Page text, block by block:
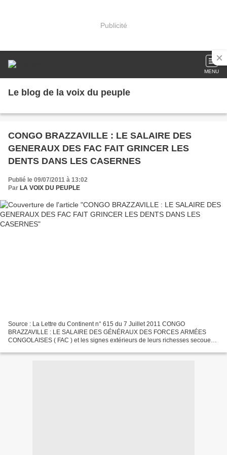
Publicité
MENU
Le blog de la voix du peuple
CONGO BRAZZAVILLE : LE SALAIRE DES
GENERAUX DES FAC FAIT GRINCER LES
DENTS DANS LES CASERNES
Publié le 09/07/2011 à 13:02
Par LA VOIX DU PEUPLE
Source : La Lettre du Continent n° 615 du 7 Juillet 2011 CONGO
BRAZZAVILLE : LE SALAIRE DES GÉNÉRAUX DES FORCES ARMÉES
CONGOLAISES ( FAC ) et les signes extérieurs de leurs richesses secouent